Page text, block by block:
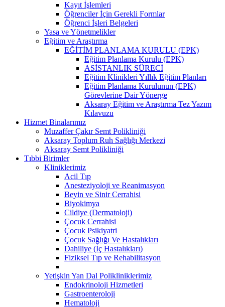
Kayıt İşlemleri
Öğrenciler İçin Gerekli Formlar
Öğrenci İşleri Belgeleri
Yasa ve Yönetmelikler
Eğitim ve Araştırma
EĞİTİM PLANLAMA KURULU (EPK)
Eğitim Planlama Kurulu (EPK)
ASİSTANLIK SÜRECİ
Eğitim Klinikleri Yıllık Eğitim Planları
Eğitim Planlama Kurulunun (EPK)
Görevlerine Dair Yönerge
Aksaray Eğitim ve Araştırma Tez Yazım
Kılavuzu
Hizmet Binalarımız
Muzaffer Çakır Semt Polikliniği
Aksaray Toplum Ruh Sağlığı Merkezi
Aksaray Semt Polikliniği
Tıbbi Birimler
Kliniklerimiz
Acil Tıp
Anesteziyoloji ve Reanimasyon
Beyin ve Sinir Cerrahisi
Biyokimya
Cildiye (Dermatoloji)
Çocuk Cerrahisi
Çocuk Psikiyatri
Çocuk Sağlığı Ve Hastalıkları
Dahiliye (İç Hastalıkları)
Fiziksel Tıp ve Rehabilitasyon
Yetişkin Yan Dal Polikliniklerimiz
Endokrinoloji Hizmetleri
Gastroenteroloji
Hematoloji